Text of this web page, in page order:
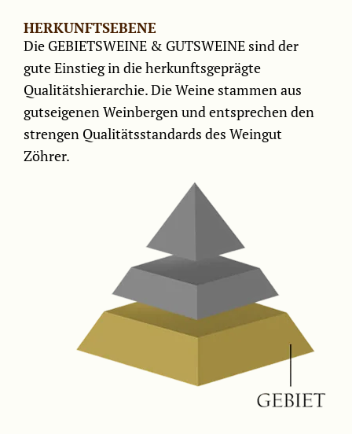
HERKUNFTSEBENE
Die GEBIETSWEINE & GUTSWEINE sind der
gute Einstieg in die herkunftsgeprägte
Qualitätshierarchie. Die Weine stammen aus
gutseigenen Weinbergen und entsprechen den
strengen Qualitätsstandards des Weingut
Zöhrer.